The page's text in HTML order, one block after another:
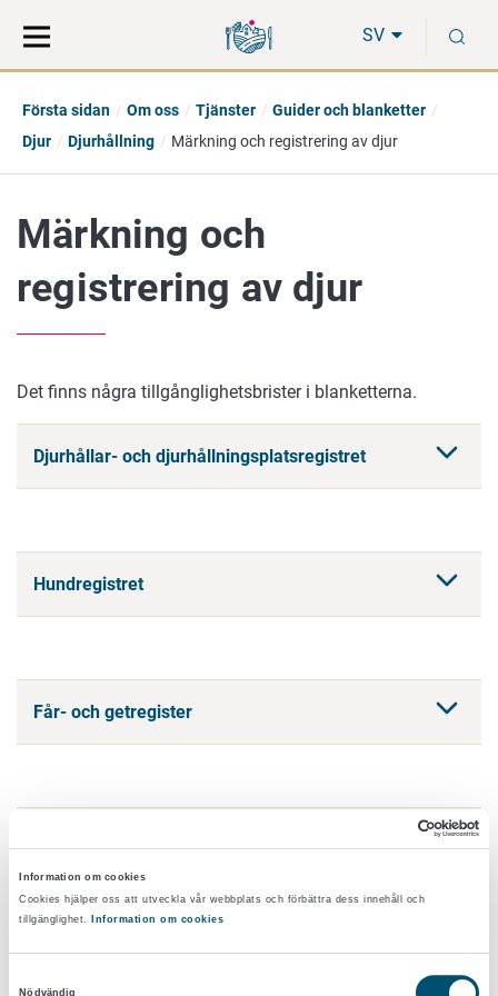
Information om cookies
Cookies hjälper oss att utveckla vår webbplats och förbättra dess innehåll och
tillgänglighet.
Information om cookies
Nödvändig
direkt
till
på
hela
SV
Första sidan Om oss Tjänster
Guider och blanketter
Djur
Djurhållning Märkning och registrering av djur
Märkning och
registrering av djur
Det finns några tillgånglighetsbrister i blanketterna.
Djurhållar- och djurhållningsplatsregistret
Hundregistret
Får- och getregister